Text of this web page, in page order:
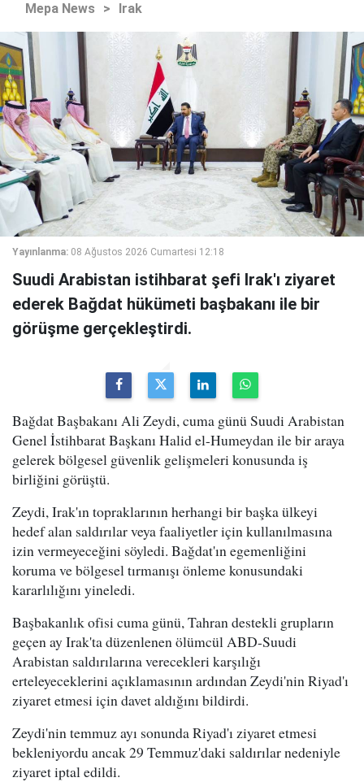
Mepa News > Irak
Yayınlanma: 08 Ağustos 2026 Cumartesi 12:18
Suudi Arabistan istihbarat şefi Irak'ı ziyaret
ederek Bağdat hükümeti başbakanı ile bir
görüşme gerçekleştirdi.
Bağdat Başbakanı Ali Zeydi, cuma günü Suudi Arabistan
Genel İstihbarat Başkanı Halid el-Humeydan ile bir araya
gelerek bölgesel güvenlik gelişmeleri konusunda iş
birliğini görüştü.
Zeydi, Irak'ın topraklarının herhangi bir başka ülkeyi
hedef alan saldırılar veya faaliyetler için kullanılmasına
izin vermeyeceğini söyledi. Bağdat'ın egemenliğini
koruma ve bölgesel tırmanışı önleme konusundaki
kararlılığını yineledi.
Başbakanlık ofisi cuma günü, Tahran destekli grupların
geçen ay Irak'ta düzenlenen ölümcül ABD-Suudi
Arabistan saldırılarına verecekleri karşılığı
erteleyeceklerini açıklamasının ardından Zeydi'nin Riyad'ı
ziyaret etmesi için davet aldığını bildirdi.
Zeydi'nin temmuz ayı sonunda Riyad'ı ziyaret etmesi
bekleniyordu ancak 29 Temmuz'daki saldırılar nedeniyle
ziyaret iptal edildi.